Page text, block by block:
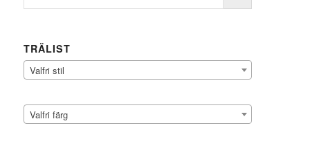
TRÄLIST
Valfri stil
Valfri färg